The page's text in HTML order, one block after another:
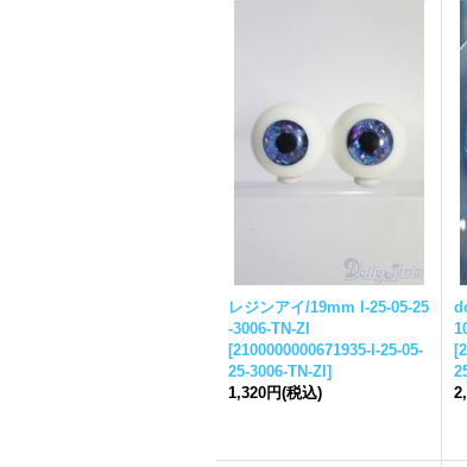
レジンアイ/19mm I-25-05-25
-3006-TN-ZI
[2100000000671935-I-25-05-
25-3006-TN-ZI ]
1,320円(税込)
[